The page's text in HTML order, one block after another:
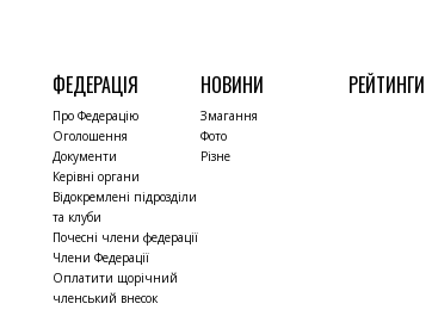
ФЕДЕРАЦІЯ
Про Федерацію
Оголошення
Документи
Керівні органи
Відокремлені підрозділи
та клуби
Почесні члени федерації
Члени Федерації
Оплатити щорічний
членський внесок
НОВИНИ
Змагання
Фото
Різне
РЕЙТИНГИ